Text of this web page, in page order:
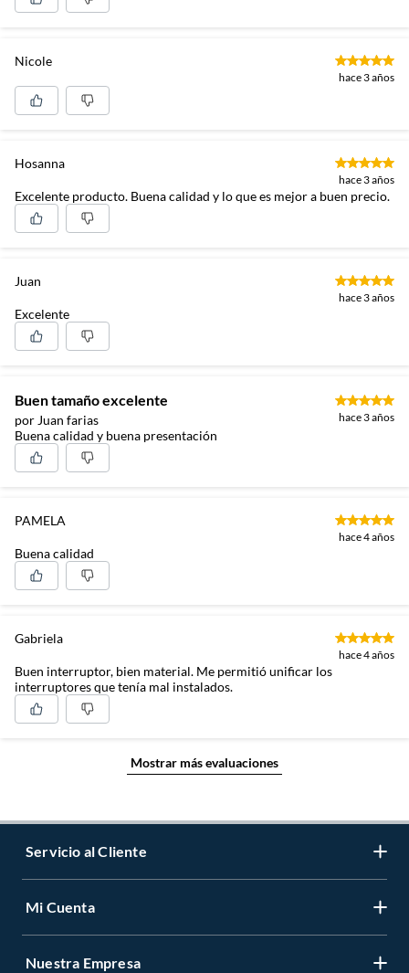
Nicole
hace 3 años
Hosanna
hace 3 años
Excelente producto. Buena calidad y lo que es mejor a buen precio.
Juan
hace 3 años
Excelente
Buen tamaño excelente
por Juan farias hace 3 años
Buena calidad y buena presentación
PAMELA
hace 4 años
Buena calidad
Gabriela
hace 4 años
Buen interruptor, bien material. Me permitió unificar los
interruptores que tenía mal instalados.
Mostrar más evaluaciones
Servicio al Cliente
Contáctanos
Mi Cuenta
Registrate
Nuestra Empresa